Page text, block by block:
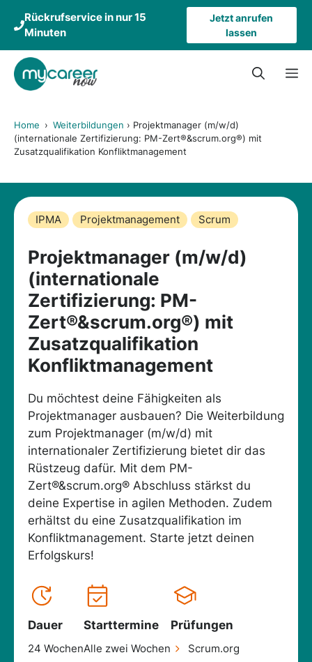
Inhalt
Rückrufservice in nur 15
Minuten
Jetzt anrufen
lassen
Home › Weiterbildungen › Projektmanager (m/w/d)
(internationale Zertifizierung: PM-Zert®&scrum.org®) mit
Zusatzqualifikation Konfliktmanagement
IPMA Projektmanagement Scrum
Projektmanager (m/w/d)
(internationale
Zertifizierung: PM-
Zert®&scrum.org®) mit
Zusatzqualifikation
Konfliktmanagement
Du möchtest deine Fähigkeiten als
Projektmanager ausbauen? Die Weiterbildung
zum Projektmanager (m/w/d) mit
internationaler Zertifizierung bietet dir das
Rüstzeug dafür. Mit dem PM-
Zert®&scrum.org® Abschluss stärkst du
deine Expertise in agilen Methoden. Zudem
erhältst du eine Zusatzqualifikation im
Konfliktmanagement. Starte jetzt deinen
Erfolgskurs!
Dauer
24 Wochen
Starttermine
Alle zwei Wochen
Prüfungen
Scrum.org